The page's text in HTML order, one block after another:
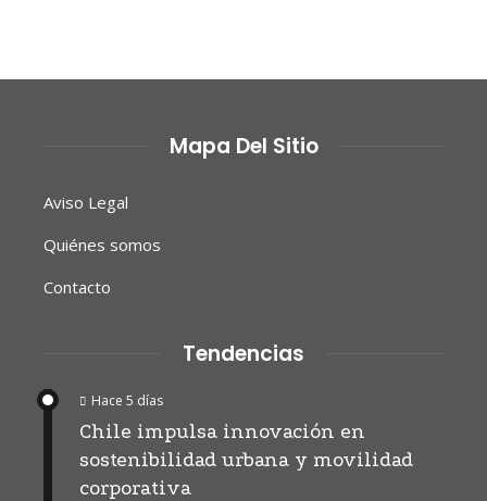
Mapa Del Sitio
Aviso Legal
Quiénes somos
Contacto
Tendencias
Hace 5 días
Chile impulsa innovación en
sostenibilidad urbana y movilidad
corporativa